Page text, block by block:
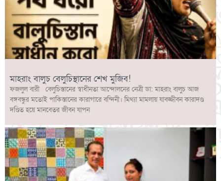
মাহরাং বালুচ বেলুচিস্থানের শেখ মুজিব!
ফজলুল বারী বেলুচিস্তানের স্বাধীনতা আন্দোলনের নেত্রী ডা: মাহরাং বালুচ আজ
বঙ্গবন্ধুর মতোই পাকিস্তানের কারাগারে বন্দিনী। মিথ্যা মামলায় যাবজ্জীবন কারাদণ্ড
দণ্ডিত হয়ে মানবেতর জীবন যাপন